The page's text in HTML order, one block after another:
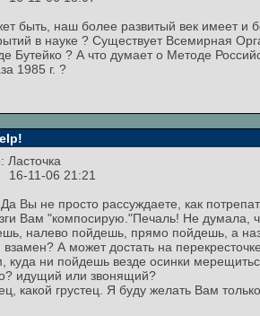
быть, наш более развитый век имеет и
в науке ? Существует Всемирная
Бутейко ? А что думает о Методе
1985 г. ?
Ласточка
16-11-06 21:21
Вы не просто рассуждаете, как
Вам "компосирую."Печаль! Не думала,
налево пойдешь, прямо пойдешь, а
взамен? А может достать на
куда ни пойдешь везде осинки
идущий или звонящий?
какой грустец. Я буду желать Вам